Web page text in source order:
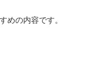
めの内容です。